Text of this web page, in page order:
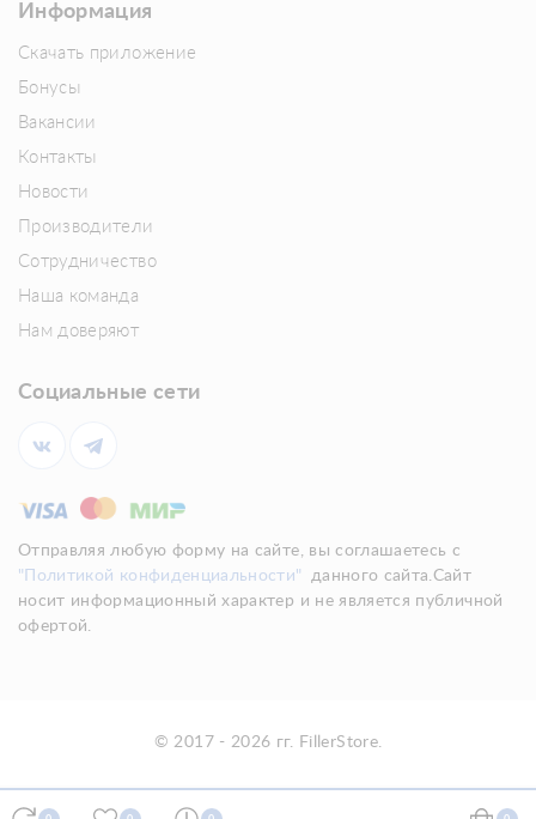
Информация
Скачать приложение
Бонусы
Вакансии
Контакты
Новости
Производители
Сотрудничество
Наша команда
Нам доверяют
Социальные сети
Отправляя любую форму на сайте, вы соглашаетесь с
"Политикой конфиденциальности"
данного сайта.Сайт
носит информационный характер и не является публичной
офертой.
© 2017 - 2026 гг. FillerStore.